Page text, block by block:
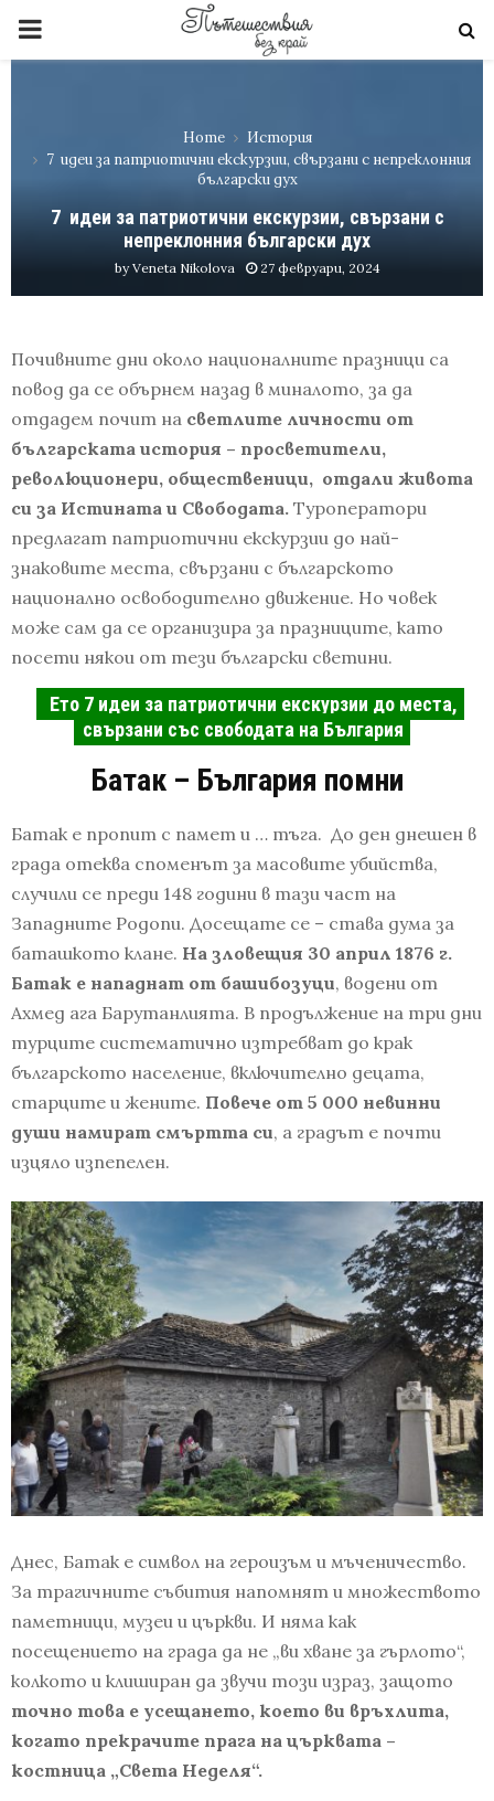
PRIMARY
Home
История
7 идеи за патриотични екскурзии, свързани с непреклонния
български дух
7 идеи за патриотични екскурзии, свързани с
непреклонния български дух
byVeneta Nikolova 27 февруари, 2024
Почивните дни около националните празници са
повод да се обърнем назад в миналото, за да
отдадем почит на светлите личности от
българската история – просветители,
революционери, общественици, отдали живота
си за Истината и Свободата. Туроператори
предлагат патриотични екскурзии до най-
знаковите места, свързани с българското
национално освободително движение. Но човек
може сам да се организира за празниците, като
посети някои от тези български светини.
Ето 7 идеи за патриотични екскурзии до места,
свързани със свободата на България
Батак – България помни
Батак е пропит с памет и … тъга. До ден днешен в
града отеква споменът за масовите убийства,
случили се преди 148 години в тази част на
Западните Родопи. Досещате се – става дума за
баташкото клане. На зловещия 30 април 1876 г.
Батак е нападнат от башибозуци, водени от
Ахмед ага Барутанлията. В продължение на три дни
турците систематично изтребват до крак
българското население, включително децата,
старците и жените. Повече от 5 000 невинни
души намират смъртта си, а градът е почти
изцяло изпепелен.
Днес, Батак е символ на героизъм и мъченичество.
За трагичните събития напомнят и множеството
паметници, музеи и църкви. И няма как
посещението на града да не „ви хване за гърлото“,
колкото и клиширан да звучи този израз, защото
точно това е усещането, което ви връхлита,
когато прекрачите прага на църквата –
костница „Света Неделя“.